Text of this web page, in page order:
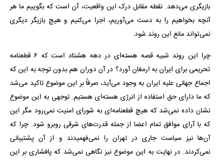
بازیگری می‌دهد. نقطه مقابل درک این واقعیت، آن است که بگوییم ما هر
آنچه بخواهیم را به دست می‌آوریم، اجرا می‌کنیم و هیچ بازیگر دیگری
نمی‌تواند مانع این روند شود.
چرا این روند شبیه قصه هسته‌ای در دهه هشتاد است که ۶ قطعنامه
تحریمی برای ایران به ارمغان آورد؟ در آن دوران هم بدون توجه به این که
اجماع جهانی علیه ایران به وجود می‌آید، صرفاً بر این موضوع تاکید می‌شد
که ما دارای حق استفاده از انرژی هسته‌ای هستیم. توجهی به این موضوع
نشان داده نمی‌شد که هیچ قطعنامه‌ای به شورای امنیت نمی‌رود مگر این
که با آرای موافق تمام اعضا از جمله قدرت‌های شرقی روبرو شود. چرا که
آن‌ها نیز سیاست جاری در تهران را نمی‌فهمیدند و از آن پشتیبانی
نمی‌کردند. در نهایت به این موضوع نیز نگاهی نمی‌شد که پافشاری بر این